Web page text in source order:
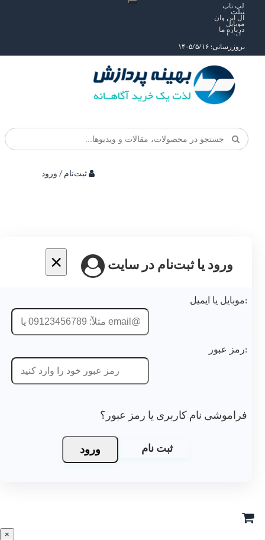
لپ تاپ
تبلت
آل این وان
موبایل
درباره ما
راهنما
بروزرسانی: ۱۴۰۵/۵/۱۶
ثبت‌نام / ورود
× ورود یا ثبت‌نام در سایت
موبایل یا ایمیل:
رمز عبور:
فراموشی نام کاربری یا رمز عبور؟
ورود ثبت نام
×